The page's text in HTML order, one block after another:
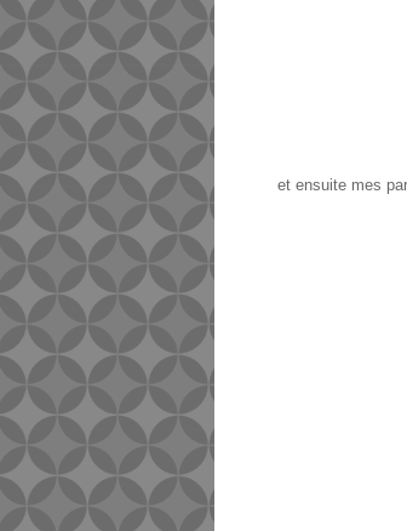
et ensuite mes